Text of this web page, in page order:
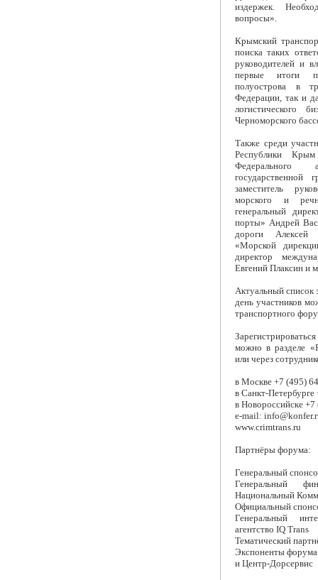
издержек.
вопросы».
Крымский
поиска таких
руководителей и
первые итоги
полуострова в
Федерации, так и
логистического
Черноморского
Также среди
Республики Крым
Федерального
заместитель
морского и
генеральный
порты» Андрей
дороги Алексей
«Морской
директор
Евгений Плаксин и
Актуальный список
день участников
транспортного
можно в разделе
или через
в Москве +7 (495)
в Санкт-
в Новороссийске
e-mail:
www.crimtrans.ru
Партнёры форума:
Генеральный
Генеральный
Национальный
Официальный
Генеральный
агентство IQ Trans
Тематический
Экспоненты
и Центр-Дорсервис